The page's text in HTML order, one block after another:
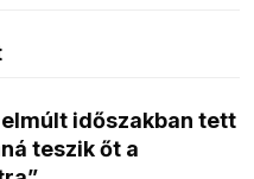
időszakban tett
teszik őt a